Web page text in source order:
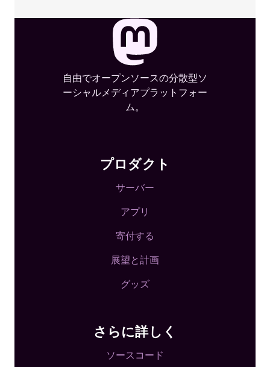
自由でオープンソースの分散型ソ
ーシャルメディアプラットフォー
ム。
プロダクト
サーバー
アプリ
寄付する
展望と計画
グッズ
さらに詳しく
ソースコード